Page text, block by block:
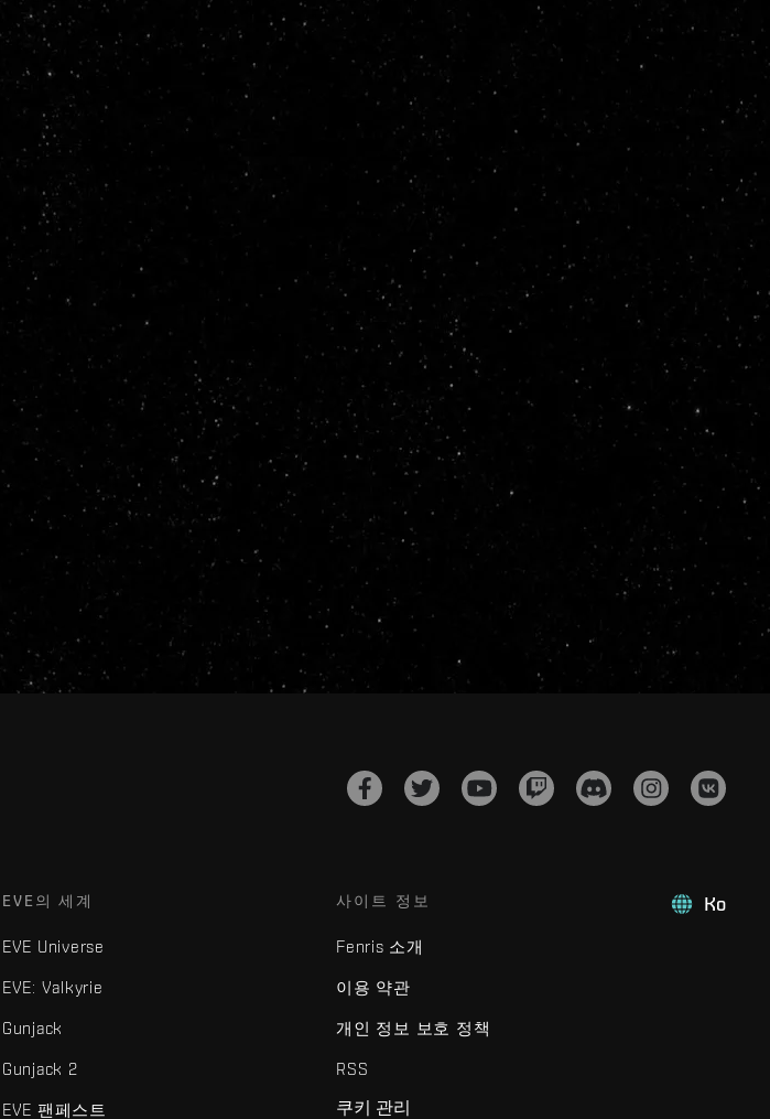
Ko
EVE의 세계
EVE Universe
EVE: Valkyrie
Gunjack
Gunjack 2
EVE 팬페스트
사이트 정보
Fenris 소개
이용 약관
개인 정보 보호 정책
RSS
쿠키 관리